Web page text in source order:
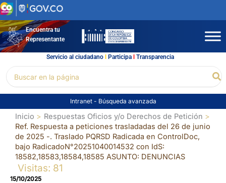
Ir
al
contenidoEncuentra tu
Representante
Servicio al ciudadano l Participal Transparencia
por:
Intranet - Búsqueda avanzada
Inicio
Respuestas Oficios y/o Derechos de Petición
Ref. Respuesta a peticiones trasladadas del 26 de junio
de 2025 -. Traslado PQRSD Radicada en ControlDoc,
bajo RadicadoN°20251040014532 con IdS:
18582,18583,18584,18585 ASUNTO: DENUNCIAS
Visitas: 81
15/10/2025